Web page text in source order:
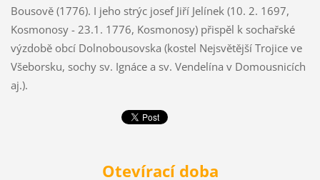
Bousově (1776). I jeho strýc josef Jiří Jelínek (10. 2. 1697,
Kosmonosy - 23.1. 1776, Kosmonosy) přispěl k sochařské
výzdobě obcí Dolnobousovska (kostel Nejsvětější Trojice ve
Všeborsku, sochy sv. Ignáce a sv. Vendelína v Domousnicích
aj.).
Otevírací doba